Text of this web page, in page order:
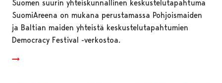
Suomen suurin yhteiskunnallinen keskustelutapahtuma
SuomiAreena on mukana perustamassa Pohjoismaiden
ja Baltian maiden yhteistä keskustelutapahtumien
Democracy Festival -verkostoa.